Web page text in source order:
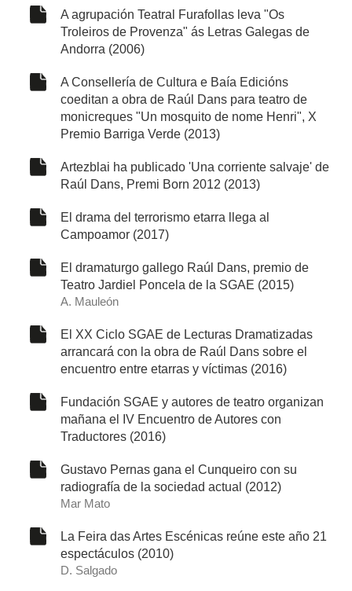
A agrupación Teatral Furafollas leva "Os
Troleiros de Provenza" ás Letras Galegas de
Andorra (2006)
A Consellería de Cultura e Baía Edicións
coeditan a obra de Raúl Dans para teatro de
monicreques "Un mosquito de nome Henri", X
Premio Barriga Verde (2013)
Artezblai ha publicado 'Una corriente salvaje' de
Raúl Dans, Premi Born 2012 (2013)
El drama del terrorismo etarra llega al
Campoamor (2017)
El dramaturgo gallego Raúl Dans, premio de
Teatro Jardiel Poncela de la SGAE (2015)
A. Mauleón
El XX Ciclo SGAE de Lecturas Dramatizadas
arrancará con la obra de Raúl Dans sobre el
encuentro entre etarras y víctimas (2016)
Fundación SGAE y autores de teatro organizan
mañana el IV Encuentro de Autores con
Traductores (2016)
Gustavo Pernas gana el Cunqueiro con su
radiografía de la sociedad actual (2012)
Mar Mato
La Feira das Artes Escénicas reúne este año 21
espectáculos (2010)
D. Salgado